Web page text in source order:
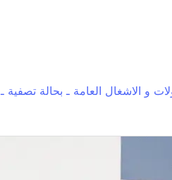
و الاشغال العامة ـ بحالة تصفية ـ